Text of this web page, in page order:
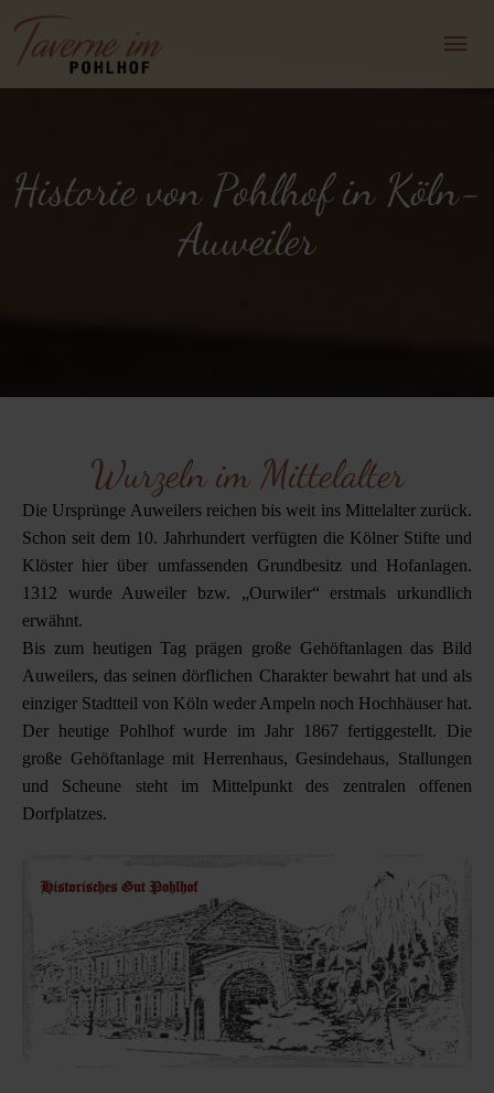
Historie von Pohlhof in Köln-
Auweiler
Wurzeln im Mittelalter
Die Ursprünge Auweilers reichen bis weit ins Mittelalter zurück.
Schon seit dem 10. Jahrhundert verfügten die Kölner Stifte und
Klöster hier über umfassenden Grundbesitz und Hofanlagen.
1312 wurde Auweiler bzw. „Ourwiler“ erstmals urkundlich
erwähnt.
Bis zum heutigen Tag prägen große Gehöftanlagen das Bild
Auweilers, das seinen dörflichen Charakter bewahrt hat und als
einziger Stadtteil von Köln weder Ampeln noch Hochhäuser hat.
Der heutige Pohlhof wurde im Jahr 1867 fertiggestellt. Die
große Gehöftanlage mit Herrenhaus, Gesindehaus, Stallungen
und Scheune steht im Mittelpunkt des zentralen offenen
Dorfplatzes.